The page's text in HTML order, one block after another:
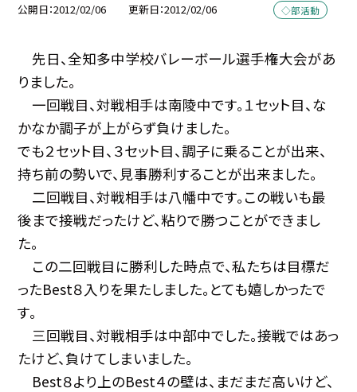
公開日 2012/02/06 更新日 2012/02/06 ◇部活動
先日、全知多中学校バレーボール選手権大会があ
りました。
一回戦目、対戦相手は南陵中です。１セット目、な
かなか調子が上がらず負けました。
でも２セット目、３セット目、調子に乗ることが出来、
持ち前の勢いで、見事勝利することが出来ました。
二回戦目、対戦相手は八幡中です。この戦いも最
後まで接戦だったけど、粘りで勝つことができまし
た。
この二回戦目に勝利した時点で、私たちは目標だ
ったBest８入りを果たしました。とても嬉しかったで
す。
三回戦目、対戦相手は中部中でした。接戦ではあっ
たけど、負けてしまいました。
Best８より上のBest４の壁は、まだまだ高いけど、